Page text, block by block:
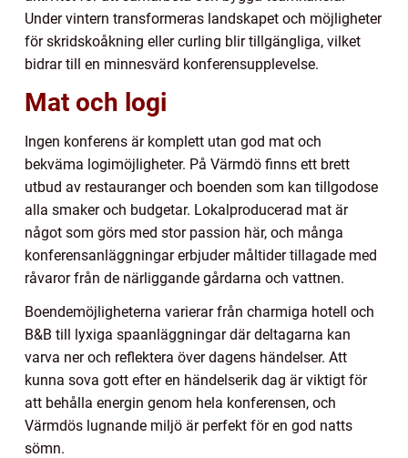
Under vintern transformeras landskapet och möjligheter
för skridskoåkning eller curling blir tillgängliga, vilket
bidrar till en minnesvärd konferensupplevelse.
Mat och logi
Ingen konferens är komplett utan god mat och
bekväma logimöjligheter. På Värmdö finns ett brett
utbud av restauranger och boenden som kan tillgodose
alla smaker och budgetar. Lokalproducerad mat är
något som görs med stor passion här, och många
konferensanläggningar erbjuder måltider tillagade med
råvaror från de närliggande gårdarna och vattnen.
Boendemöjligheterna varierar från charmiga hotell och
B&B till lyxiga spaanläggningar där deltagarna kan
varva ner och reflektera över dagens händelser. Att
kunna sova gott efter en händelserik dag är viktigt för
att behålla energin genom hela konferensen, och
Värmdös lugnande miljö är perfekt för en god natts
sömn.